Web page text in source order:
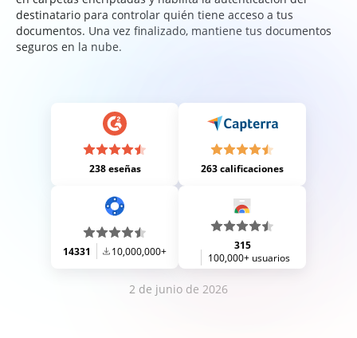
destinatario para controlar quién tiene acceso a tus
documentos. Una vez finalizado, mantiene tus documentos
seguros en la nube.
238 eseñas 263 calificaciones
14331 10,000,000+
315
100,000+ usuarios
2 de junio de 2026